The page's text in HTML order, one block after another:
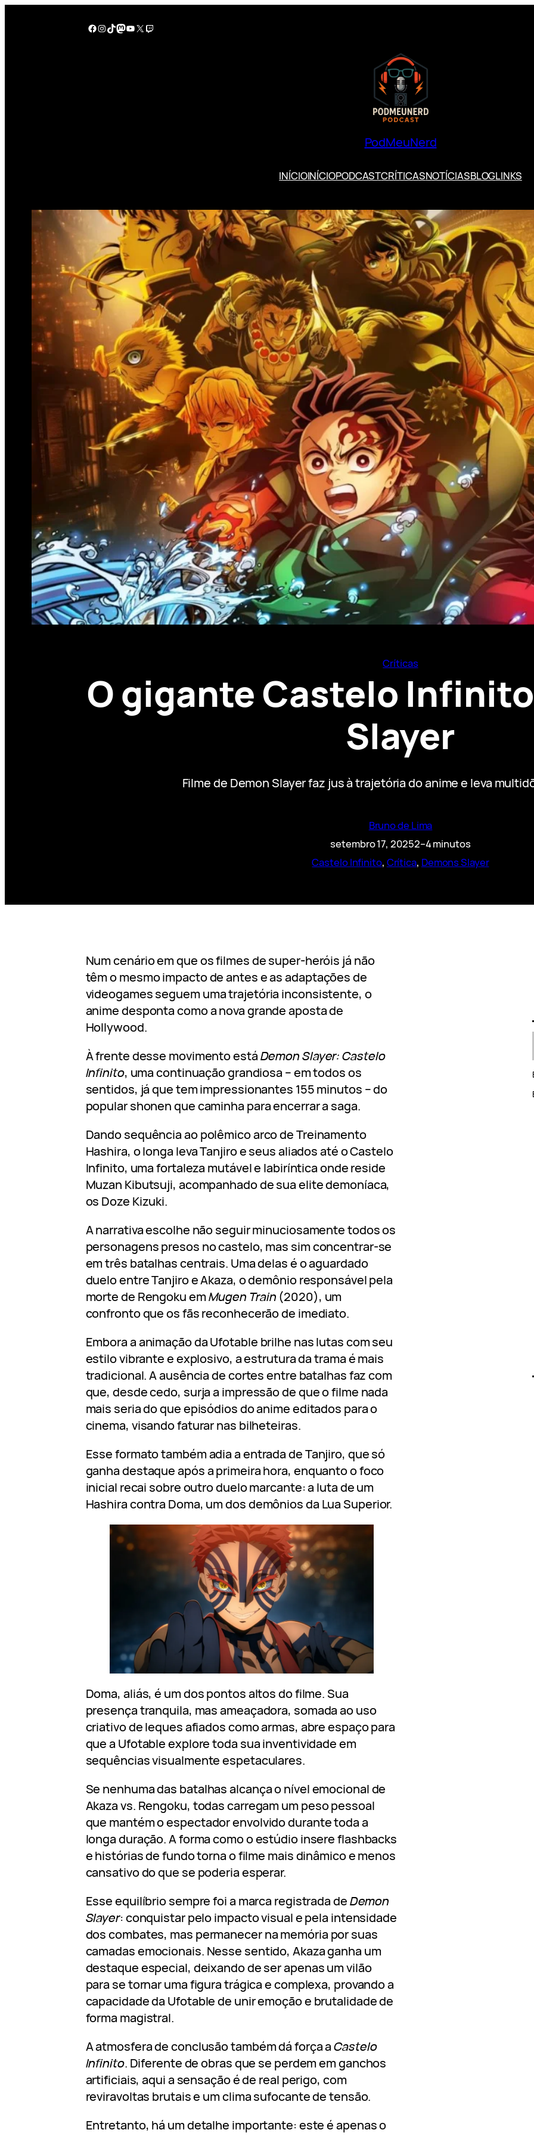
PodMeuNerd
INÍCIOINÍCIOPODCASTCRÍTICASNOTÍCIASBLOGLINKS
Críticas
O gigante Castelo
Slayer
Filme de Demon Slayer faz jus à trajetória do anime e leva
Bruno de Lima
setembro 17, 20252–4 minutos
Castelo Infinito, Crítica, Demons Slayer
Num cenário em que os filmes de super-heróis já não
têm o mesmo impacto de antes e as adaptações de
videogames seguem uma trajetória inconsistente, o
anime desponta como a nova grande aposta de
Hollywood.
À frente desse movimento estáDemon Slayer: Castelo
Infinito, uma continuação grandiosa – em todos os
sentidos, já que tem impressionantes 155 minutos – do
popular shonen que caminha para encerrar a saga.
Dando sequência ao polêmico arco de Treinamento
Hashira, o longa leva Tanjiro e seus aliados até o Castelo
Infinito, uma fortaleza mutável e labiríntica onde reside
Muzan Kibutsuji, acompanhado de sua elite demoníaca,
os Doze Kizuki.
A narrativa escolhe não seguir minuciosamente todos os
personagens presos no castelo, mas sim concentrar-se
em três batalhas centrais. Uma delas é o aguardado
duelo entre Tanjiro e Akaza, o demônio responsável pela
morte de Rengoku emMugen Train (2020), um
confronto que os fãs reconhecerão de imediato.
Embora a animação da Ufotable brilhe nas lutas com seu
estilo vibrante e explosivo, a estrutura da trama é mais
tradicional. A ausência de cortes entre batalhas faz com
que, desde cedo, surja a impressão de que o filme nada
mais seria do que episódios do anime editados para o
cinema, visando faturar nas bilheteiras.
Esse formato também adia a entrada de Tanjiro, que só
ganha destaque após a primeira hora, enquanto o foco
inicial recai sobre outro duelo marcante: a luta de um
Hashira contra Doma, um dos demônios da Lua Superior.
Doma, aliás, é um dos pontos altos do filme. Sua
presença tranquila, mas ameaçadora, somada ao uso
criativo de leques afiados como armas, abre espaço para
que a Ufotable explore toda sua inventividade em
sequências visualmente espetaculares.
Se nenhuma das batalhas alcança o nível emocional de
Akaza vs. Rengoku, todas carregam um peso pessoal
que mantém o espectador envolvido durante toda a
longa duração. A forma como o estúdio insere flashbacks
e histórias de fundo torna o filme mais dinâmico e menos
cansativo do que se poderia esperar.
Esse equilíbrio sempre foi a marca registrada deDemon
Slayer: conquistar pelo impacto visual e pela intensidade
dos combates, mas permanecer na memória por suas
camadas emocionais. Nesse sentido, Akaza ganha um
destaque especial, deixando de ser apenas um vilão
para se tornar uma figura trágica e complexa, provando a
capacidade da Ufotable de unir emoção e brutalidade de
forma magistral.
A atmosfera de conclusão também dá força aCastelo
Infinito. Diferente de obras que se perdem em ganchos
artificiais, aqui a sensação é de real perigo, com
reviravoltas brutais e um clima sufocante de tensão.
Entretanto, há um detalhe importante: este é apenas o